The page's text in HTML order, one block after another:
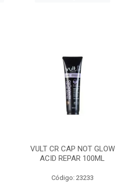
VULT CR CAP NOT GLOW
ACID REPAR 100ML
Código: 23233